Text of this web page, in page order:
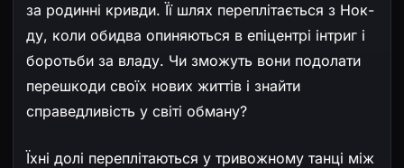
за родинні кривди. Її шлях переплітається з Нок-
ду, коли обидва опиняються в епіцентрі інтриг і
боротьби за владу. Чи зможуть вони подолати
перешкоди своїх нових життів і знайти
справедливість у світі обману?
Їхні долі переплітаються у тривожному танці між